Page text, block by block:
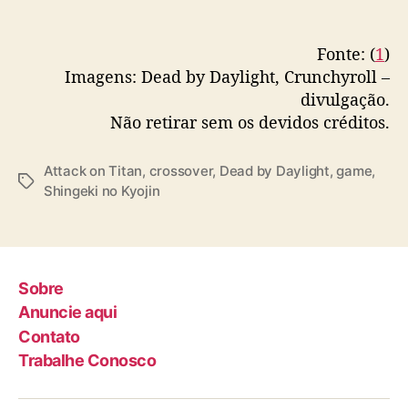
T
a
Fonte: (1)
Imagens: Dead by Daylight, Crunchyroll –
divulgação.
Não retirar sem os devidos créditos.
T
Attack on Titan, crossover, Dead by Daylight,game,
Shingeki no Kyojin
Sobre
Anuncie aqui
Contato
Trabalhe Conosco